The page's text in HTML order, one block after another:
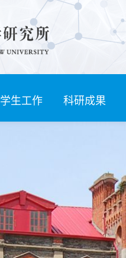
学生工作 科研成果